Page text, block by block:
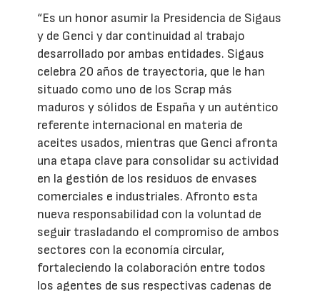
“Es un honor asumir la Presidencia de Sigaus
y de Genci y dar continuidad al trabajo
desarrollado por ambas entidades. Sigaus
celebra 20 años de trayectoria, que le han
situado como uno de los Scrap más
maduros y sólidos de España y un auténtico
referente internacional en materia de
aceites usados, mientras que Genci afronta
una etapa clave para consolidar su actividad
en la gestión de los residuos de envases
comerciales e industriales. Afronto esta
nueva responsabilidad con la voluntad de
seguir trasladando el compromiso de ambos
sectores con la economía circular,
fortaleciendo la colaboración entre todos
los agentes de sus respectivas cadenas de